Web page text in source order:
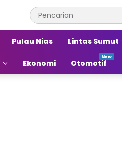
Pulau Nias Lintas Sumut
Ekonomi Otomotif